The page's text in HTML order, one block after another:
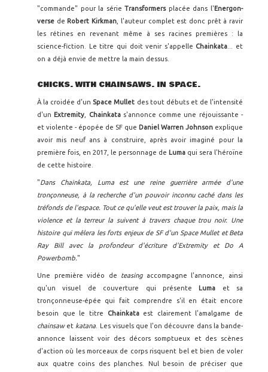
"commande" pour la sérieTransformers placée dans l'Energon-
verse de Robert Kirkman , l'auteur complet est donc prêt à ravir
les rétines en revenant même à ses racines premières : la
science-fiction. Le titre qui doit venir s'appelle Chainkata ... et
on a déjà envie de mettre la main dessus.
CHICKS. WITH CHAINSAWS. IN SPACE.
À la croidée d'un Space Mullet des tout débuts et de l'intensité
d'un Extremity Chainkata s'annonce comme une réjouissante -
et violente - épopée de SF que Daniel Warren Johnson explique
avoir mis neuf ans à construire, après avoir imaginé pour la
première fois, en 2017, le personnage de Luma qui sera l'héroïne
de cette histoire.
"Dans Chainkata, Luma est une reine guerrière armée d'une
tronçonneuse, à la recherche d'un pouvoir inconnu caché dans les
tréfonds de l'espace. Tout ce qu'elle veut est trouver la paix, mais la
violence et la terreur la suivent à travers chaque trou noir. Une
histoire qui mêlera les forts enjeux de SF d'un Space Mullet et Beta
Ray Bill avec la profondeur d'écriture d'Extremity et Do A
Powerbomb."
Une première vidéo de teasing accompagne l'annonce, ainsi
qu'un visuel de couverture qui présente
Luma et sa
tronçonneuse-épée qui fait comprendre s'il en était encore
besoin que le titre
Chainkata est clairement l'amalgame de
chainsaw et katana . Les visuels que l'on découvre dans la bande-
annonce laissent voir des décors somptueux et des scènes
d'action où les morceaux de corps risquent bel et bien de voler
aux quatre coins des planches. Nul besoin de préciser que